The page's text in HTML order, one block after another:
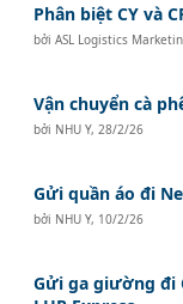
Phân biệt CY và
bởiASL Logistics
Vận chuyển cà
bởi NHU Y, 28/2/26
Gửi quần áo đi
bởi NHU Y, 10/2/26
Gửi ga giường đi